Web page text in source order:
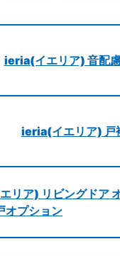
ieria(イエリア) 音配
ieria(イエリア) 戸
リア) リビングドア
オプション